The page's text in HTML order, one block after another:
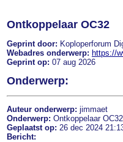
Ontkoppelaar OC32
Geprint door: Koploperforum
Webadres onderwerp: https://
Geprint op: 07 aug 2026
Onderwerp:
Auteur onderwerp: jimmaet
Onderwerp: Ontkoppelaar OC32
Geplaatst op: 26 dec 2024
Bericht: